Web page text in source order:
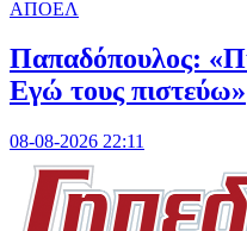
ΑΠΟΕΛ
Παπαδόπουλος:
Εγώ τους πιστεύω»
08-08-2026 22:11